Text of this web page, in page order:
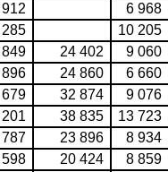
6 968
285
10 205
849 24 402
9 060
24 860
6 660
32 874
9 076
38 835
13 723
23 896
8 934
598 20 424
8 859